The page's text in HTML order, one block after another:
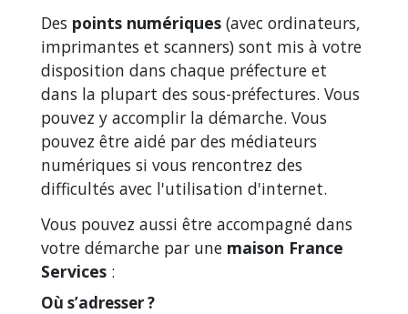
Des points numériques (avec ordinateurs,
imprimantes et scanners) sont mis à votre
disposition dans chaque préfecture et
dans la plupart des sous-préfectures. Vous
pouvez y accomplir la démarche. Vous
pouvez être aidé par des médiateurs
numériques si vous rencontrez des
difficultés avec l'utilisation d'internet.
Vous pouvez aussi être accompagné dans
votre démarche par une maison France
Services :
Où s’adresser ?